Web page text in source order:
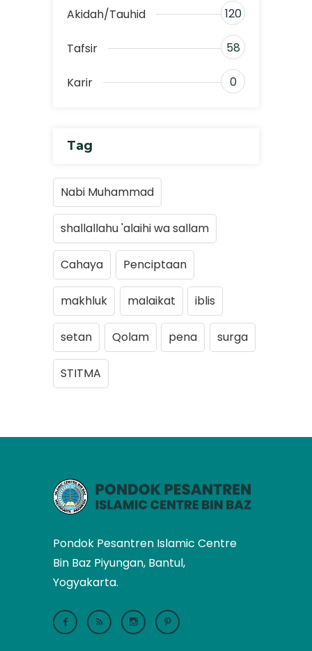
Akidah/Tauhid 120
Tafsir 58
Karir 0
Tag
Nabi Muhammad
shallallahu 'alaihi wa sallam
Cahaya Penciptaan
makhluk malaikat iblis
setan Qolam pena surga
STITMA
Pondok Pesantren Islamic Centre
Bin Baz Piyungan, Bantul,
Yogyakarta.